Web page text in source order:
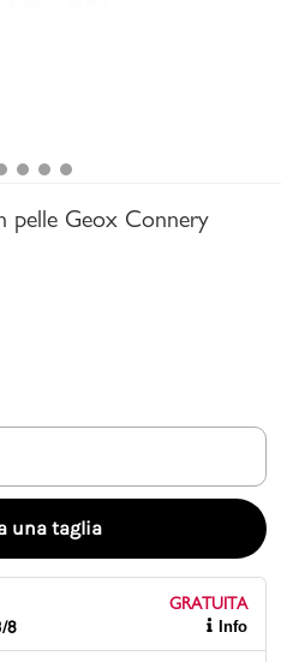
Valigie
pelle Geox Connery
una taglia
GRATUITA
8 Info